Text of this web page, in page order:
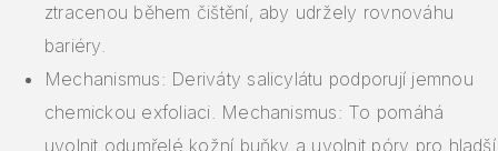
ztracenou během čištění, aby udržely rovnováhu
bariéry.
Mechanismus: Deriváty salicylátu podporují jemnou
chemickou exfoliaci. Mechanismus: To pomáhá
uvolnit odumřelé kožní buňky a uvolnit póry pro hladší